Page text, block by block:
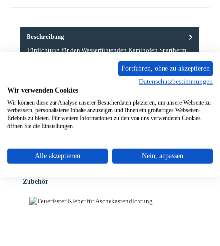
Beschreibung
Türdichtung für den Wasserführenden Kaminofen Spartherm
ambiente a4 H2O Wir empfehlen, damit die Dichtungsenden
Eigenschaften
Angaben zur Produktsicherheit
Produktgalerie überspringen
Zubehör
Fortfahren, ohne zu akzeptieren
Datenschutzbestimmungen
Wir verwenden Cookies
Wir können diese zur Analyse unserer Besucherdaten platzieren, um unsere Webseite zu
verbessern, personalisierte Inhalte anzuzeigen und Ihnen ein großartiges Webseiten-
Erlebnis zu bieten. Für weitere Informationen zu den von uns verwendeten Cookies
öffnen Sie die Einstellungen.
Alle akzeptieren Nein, anpassen